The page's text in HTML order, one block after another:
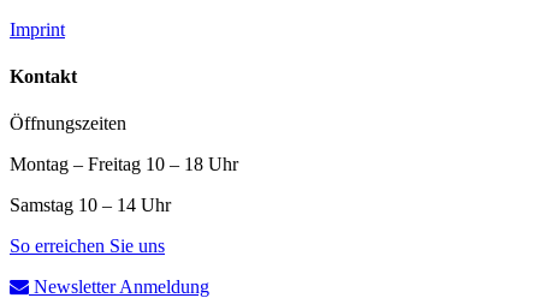
Imprint
Kontakt
Öffnungszeiten
Montag – Freitag 10 – 18 Uhr
Samstag 10 – 14 Uhr
So erreichen Sie uns
Newsletter Anmeldung